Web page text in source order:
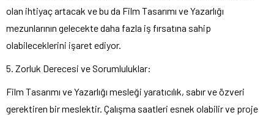
olan ihtiyaç artacak ve bu da Film Tasarımı ve Yazarlığı
mezunlarının gelecekte daha fazla iş fırsatına sahip
olabileceklerini işaret ediyor.
5. Zorluk Derecesi ve Sorumluluklar:
Film Tasarımı ve Yazarlığı mesleği yaratıcılık, sabır ve özveri
gerektiren bir meslektir. Çalışma saatleri esnek olabilir ve proje